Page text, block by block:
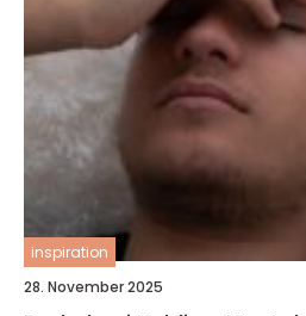
inspiration
28. November 2025